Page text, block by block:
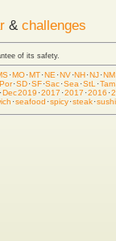
& challenges
of its safety.
·MO·MT·NE ·NV·NH·NJ·NM
Por·SD·SF·Sac·Sea ·StL ·Tam
·Dec 2019 ·2017 ·2017 ·2016 ·
·seafood ·spicy·steak·sushi